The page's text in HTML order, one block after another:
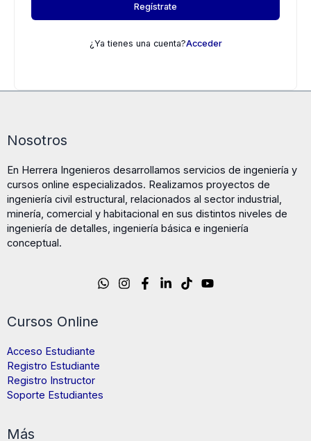
Regístrate
¿Ya tienes una cuenta?Acceder
Nosotros
En Herrera Ingenieros desarrollamos servicios de ingeniería y
cursos online especializados. Realizamos proyectos de
ingeniería civil estructural, relacionados al sector industrial,
minería, comercial y habitacional en sus distintos niveles de
ingeniería de detalles, ingeniería básica e ingeniería
conceptual.
Cursos Online
Acceso Estudiante
Registro Estudiante
Registro Instructor
Soporte Estudiantes
Más